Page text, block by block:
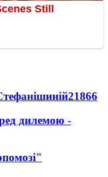
21866
дилемою -